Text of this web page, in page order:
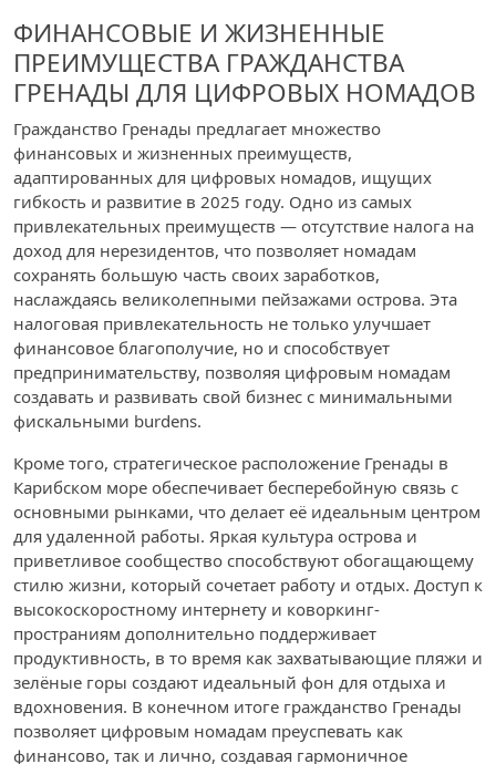
ФИНАНСОВЫЕ И ЖИЗНЕННЫЕ
ПРЕИМУЩЕСТВА ГРАЖДАНСТВА
ГРЕНАДЫ ДЛЯ ЦИФРОВЫХ НОМАДОВ
Гражданство Гренады предлагает множество
финансовых и жизненных преимуществ,
адаптированных для цифровых номадов, ищущих
гибкость и развитие в 2025 году. Одно из самых
привлекательных преимуществ — отсутствие налога на
доход для нерезидентов, что позволяет номадам
сохранять большую часть своих заработков,
наслаждаясь великолепными пейзажами острова. Эта
налоговая привлекательность не только улучшает
финансовое благополучие, но и способствует
предпринимательству, позволяя цифровым номадам
создавать и развивать свой бизнес с минимальными
фискальными burdens.
Кроме того, стратегическое расположение Гренады в
Карибском море обеспечивает бесперебойную связь с
основными рынками, что делает её идеальным центром
для удаленной работы. Яркая культура острова и
приветливое сообщество способствуют обогащающему
стилю жизни, который сочетает работу и отдых. Доступ к
высокоскоростному интернету и коворкинг-
пространиям дополнительно поддерживает
продуктивность, в то время как захватывающие пляжи и
зелёные горы создают идеальный фон для отдыха и
вдохновения. В конечном итоге гражданство Гренады
позволяет цифровым номадам преуспевать как
финансово, так и лично, создавая гармоничное